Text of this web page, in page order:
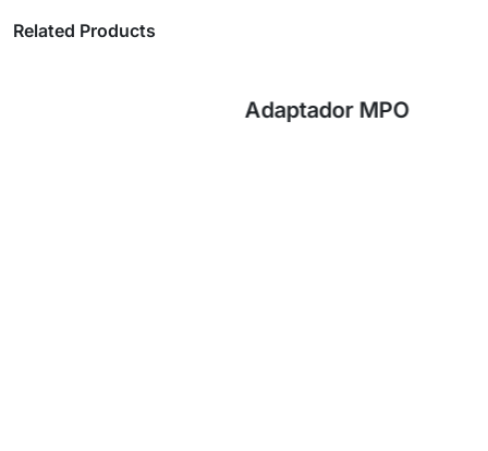
Related Products